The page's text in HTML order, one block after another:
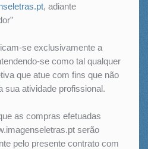
, adiante
se exclusivamente a
se como tal qualquer
que atue com fins que não
sua atividade profissional.
as compras efetuadas
serão
pelo presente contrato com